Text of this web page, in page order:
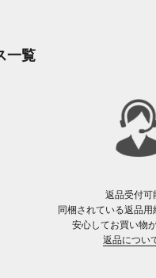
一覧
返品受付可
同梱されている返品
安心してお買い物
返品につ